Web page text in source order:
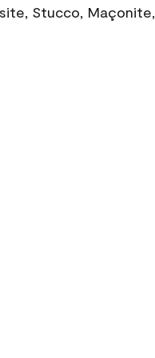
Stucco, Maçonite,